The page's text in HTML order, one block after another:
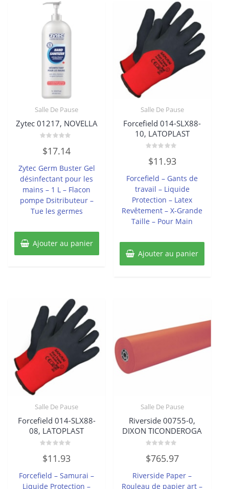
Salle De Pause
Zytec 01217, NOVELLA
0
sur
$17.14
Zytec Germ Buster Gel
désinfectant pour les
mains – 1 L – Flacon
pompe Dsitributeur –
Tue les germes
Ajouter au panier
Salle De Pause
Forcefield 014-SLX88-
10, LATOPLAST
0
sur
$11.93
Forcefield – Gants de
travail – Liquide
Protection – Latex
Revêtement – X-Grande
Taille – Pour Main
Ajouter au panier
Salle De Pause
Forcefield 014-SLX88-
08, LATOPLAST
0
sur
$11.93
Forcefield – Samurai –
Liquide Protection –
Salle De Pause
Riverside 00755-0,
DIXON TICONDEROGA
0
sur
$765.97
Riverside Paper –
Rouleau de papier art –